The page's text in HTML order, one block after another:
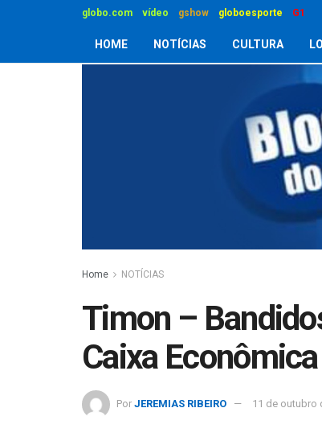
globo.com vídeo gshow globoesporte G1
HOME NOTÍCIAS CULTURA
Home NOTÍCIAS
Timon –
Caixa Econômica
Por JEREMIAS RIBEIRO 11 de outubro